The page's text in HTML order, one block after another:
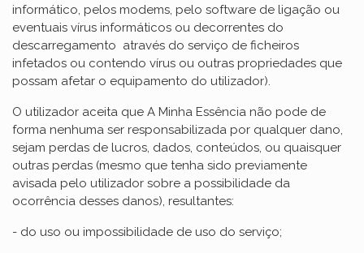
informático, pelos modems, pelo software de ligação ou
eventuais vírus informáticos ou decorrentes do
descarregamento através do serviço de ficheiros
infetados ou contendo vírus ou outras propriedades que
possam afetar o equipamento do utilizador).
O utilizador aceita que A Minha Essência não pode de
forma nenhuma ser responsabilizada por qualquer dano,
sejam perdas de lucros, dados, conteúdos, ou quaisquer
outras perdas (mesmo que tenha sido previamente
avisada pelo utilizador sobre a possibilidade da
ocorrência desses danos), resultantes:
- do uso ou impossibilidade de uso do serviço;